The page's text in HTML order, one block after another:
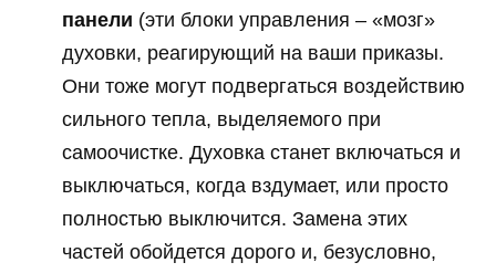
панели (эти блоки управления – «мозг»
духовки, реагирующий на ваши приказы.
Они тоже могут подвергаться воздействию
сильного тепла, выделяемого при
самоочистке. Духовка станет включаться и
выключаться, когда вздумает, или просто
полностью выключится. Замена этих
частей обойдется дорого и, безусловно,